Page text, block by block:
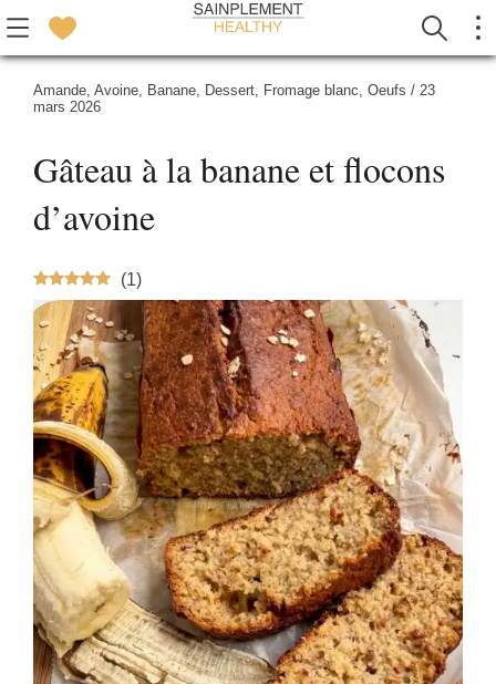
Amande, Avoine, Banane, Dessert, Fromage blanc, Oeufs / 23
mars 2026
Gâteau à la banane et flocons
d’avoine
(1)